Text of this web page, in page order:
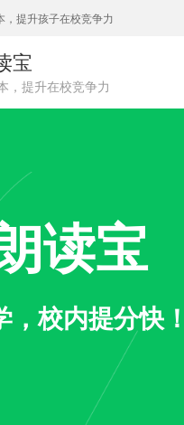
，提升孩子在校竞争力
宝
，提升在校竞争力
读宝
校内提分快！